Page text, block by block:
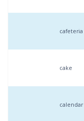
cafeteria
cake
calendar